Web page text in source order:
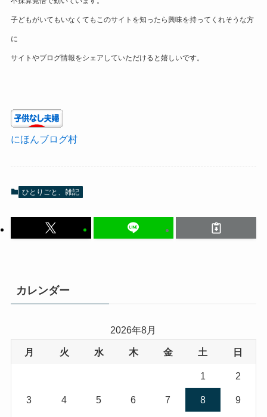
子どもがいてもいなくてもこのサイトを知ったら興味を持ってくれそうな方
に
サイトやブログ情報をシェアしていただけると嬉しいです。
にほんブログ村
ひとりごと、雑記
カレンダー
2026年8月
月 火 水 木 金 土 日
1 2
3 4 5 6 7 8 9